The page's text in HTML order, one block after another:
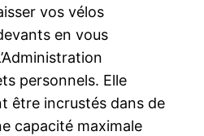
vos vélos
en vous
personnels. Elle
être incrustés dans de
capacité maximale